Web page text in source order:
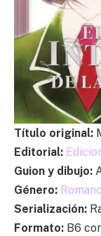
Título original:
Editorial:
Guion y dibujo:
Género:
Serialización:
Formato: B6